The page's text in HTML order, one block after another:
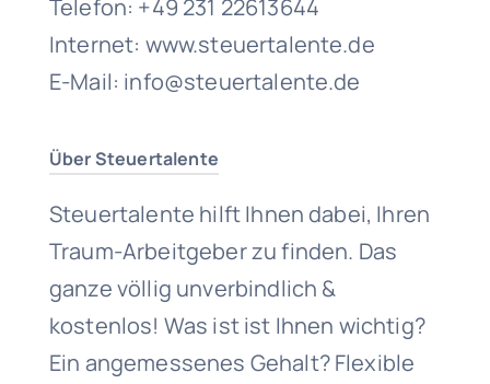
Telefon: +49 231 22613644
Internet: www.steuertalente.de
E-Mail: info@steuertalente.de
Über Steuertalente
Steuertalente hilft Ihnen dabei, Ihren
Traum-Arbeitgeber zu finden. Das
ganze völlig unverbindlich &
kostenlos! Was ist ist Ihnen wichtig?
Ein angemessenes Gehalt? Flexible